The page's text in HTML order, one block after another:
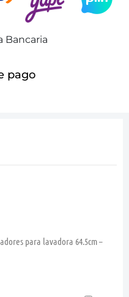
Bancaria
pago
para lavadora 64.5cm –